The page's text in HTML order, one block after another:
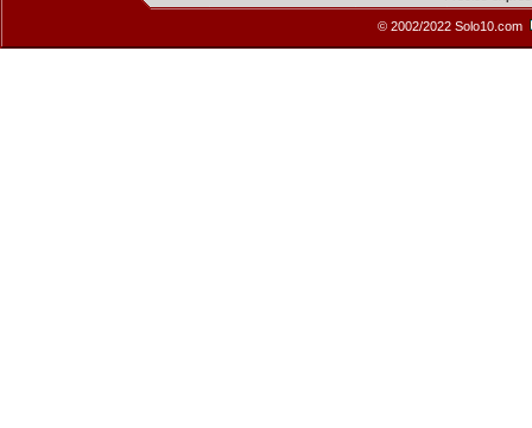
© 2002/2022 Solo10.com